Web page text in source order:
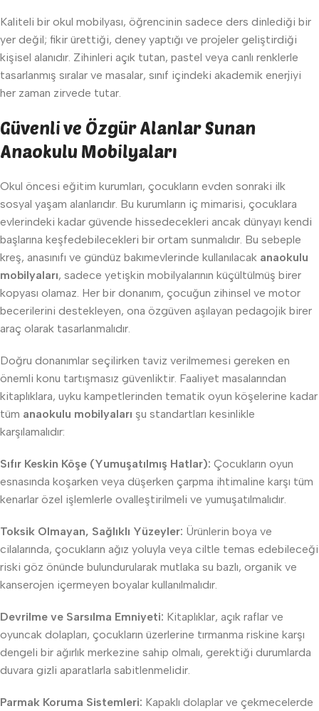
Kaliteli bir okul mobilyası, öğrencinin sadece ders dinlediği bir
yer değil; fikir ürettiği, deney yaptığı ve projeler geliştirdiği
kişisel alanıdır. Zihinleri açık tutan, pastel veya canlı renklerle
tasarlanmış sıralar ve masalar, sınıf içindeki akademik enerjiyi
her zaman zirvede tutar.
Güvenli ve Özgür Alanlar Sunan
Anaokulu Mobilyaları
Okul öncesi eğitim kurumları, çocukların evden sonraki ilk
sosyal yaşam alanlarıdır. Bu kurumların iç mimarisi, çocuklara
evlerindeki kadar güvende hissedecekleri ancak dünyayı kendi
başlarına keşfedebilecekleri bir ortam sunmalıdır. Bu sebeple
kreş, anasınıfı ve gündüz bakımevlerinde kullanılacak anaokulu
mobilyaları, sadece yetişkin mobilyalarının küçültülmüş birer
kopyası olamaz. Her bir donanım, çocuğun zihinsel ve motor
becerilerini destekleyen, ona özgüven aşılayan pedagojik birer
araç olarak tasarlanmalıdır.
Doğru donanımlar seçilirken taviz verilmemesi gereken en
önemli konu tartışmasız güvenliktir. Faaliyet masalarından
kitaplıklara, uyku kampetlerinden tematik oyun köşelerine kadar
tüm anaokulu mobilyaları şu standartları kesinlikle
karşılamalıdır:
Sıfır Keskin Köşe (Yumuşatılmış Hatlar): Çocukların oyun
esnasında koşarken veya düşerken çarpma ihtimaline karşı tüm
kenarlar özel işlemlerle ovalleştirilmeli ve yumuşatılmalıdır.
Toksik Olmayan, Sağlıklı Yüzeyler: Ürünlerin boya ve
cilalarında, çocukların ağız yoluyla veya ciltle temas edebileceği
riski göz önünde bulundurularak mutlaka su bazlı, organik ve
kanserojen içermeyen boyalar kullanılmalıdır.
Devrilme ve Sarsılma Emniyeti: Kitaplıklar, açık raflar ve
oyuncak dolapları, çocukların üzerlerine tırmanma riskine karşı
dengeli bir ağırlık merkezine sahip olmalı, gerektiği durumlarda
duvara gizli aparatlarla sabitlenmelidir.
Parmak Koruma Sistemleri: Kapaklı dolaplar ve çekmecelerde